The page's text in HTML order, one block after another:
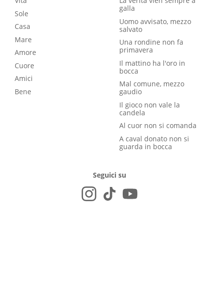
Sole
Casa
Mare
Amore
Cuore
Amici
Bene
galla
Uomo avvisato, mezzo
salvato
Una rondine non fa
primavera
Il mattino ha l'oro in
bocca
Mal comune, mezzo
gaudio
Il gioco non vale la
candela
Al cuor non si comanda
A caval donato non si
guarda in bocca
Seguici su